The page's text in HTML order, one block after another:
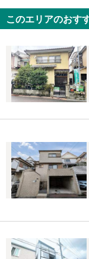
このエリアのおす